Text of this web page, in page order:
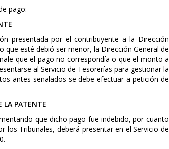
pago:
presentada por el contribuyente a la Dirección
que esté debió ser menor, la Dirección General de
que el pago no correspondía o que el monto a
al Servicio de Tesorerías para gestionar la
antes señalados se debe efectuar a petición de
LA PATENTE
que dicho pago fue indebido, por cuanto
Tribunales, deberá presentar en el Servicio de